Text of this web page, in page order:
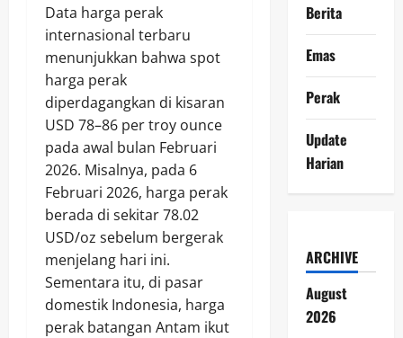
Data harga perak
internasional terbaru
menunjukkan bahwa spot
harga perak
diperdagangkan di kisaran
USD 78–86 per troy ounce
pada awal bulan Februari
2026. Misalnya, pada 6
Februari 2026, harga perak
berada di sekitar 78.02
USD/oz sebelum bergerak
menjelang hari ini.
Sementara itu, di pasar
domestik Indonesia, harga
perak batangan Antam ikut
Berita
Emas
Perak
Update
Harian
ARCHIVE
August
2026